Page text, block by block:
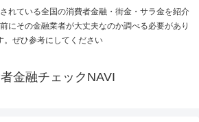
れている全国の消費者金融・街金・サラ金を紹介
にその金融業者が大丈夫なのか調べる必要があり
。ぜひ参考にしてください
金融チェックNAVI